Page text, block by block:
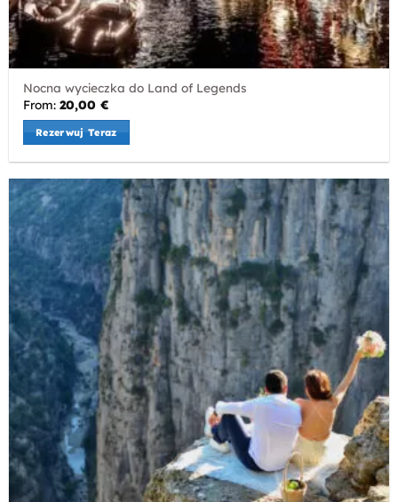
Nocna wycieczka do Land of Legends
From:20,00€
Rezerwuj Teraz